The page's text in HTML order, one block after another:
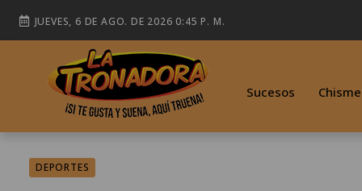
JUEVES, 6 DE AGO. DE 2026 0:45 P. M.
Sucesos
DEPORTES